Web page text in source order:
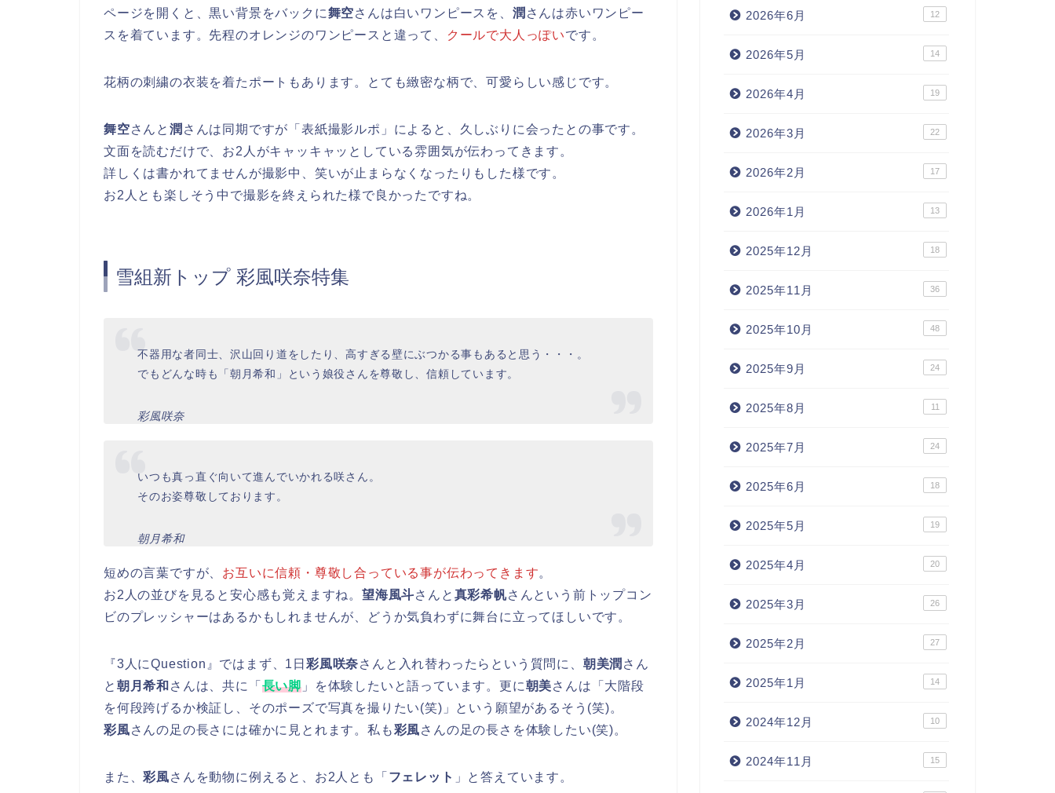
ページを開くと、黒い背景をバックに舞空さんは白いワンピースを、 潤 さんは赤いワンピー
スを着ています。先程のオレンジのワンピースと違って、
クールで大人っぽいです。
花柄の刺繍の衣装を着たポートもあります。とても緻密な柄で、可愛らしい感じです。
舞空さんと潤 さんは同期ですが「表紙撮影ルポ」によると、久しぶりに会ったとの事です。
文面を読むだけで、お2人がキャッキャッとしている雰囲気が伝わってきます。
詳しくは書かれてませんが撮影中、笑いが止まらなくなったりもした様です。
お2人とも楽しそう中で撮影を終えられた様で良かったですね。
雪組新トップ 彩風咲奈特集
不器用な者同士、沢山回り道をしたり、高すぎる壁にぶつかる事もあると思う・・・。
でもどんな時も「朝月希和」という娘役さんを尊敬し、信頼しています。
彩風咲奈
いつも真っ直ぐ向いて進んでいかれる咲さん。
そのお姿尊敬しております。
朝月希和
短めの言葉ですが、 お互いに信頼・尊敬し合っている事が伝わってきます。
お2人の並びを見ると安心感も覚えますね。 望海風斗さんと 真彩希帆さんという前トップコン
ビのプレッシャーはあるかもしれませんが、どうか気負わずに舞台に立ってほしいです。
『3人にQuestion』ではまず、1日 彩風咲奈さんと入れ替わったらという質問に、 朝美潤 さん
と 朝月希和 さんは、共に「 長い脚 」を体験したいと語っています。更に朝美さんは「大階段
を何段跨げるか検証し、そのポーズで写真を撮りたい(笑)」という願望があるそう(笑)。
彩風さんの足の長さには確かに見とれます。私も彩風さんの足の長さを体験したい(笑)。
また、彩風さんを動物に例えると、お2人とも「 フェレット 」と答えています。
2026年6月 12
2026年5月 14
2026年4月 19
2026年3月 22
2026年2月 17
2026年1月 13
2025年12月 18
2025年11月 36
2025年10月 48
2025年9月 24
2025年8月 11
2025年7月 24
2025年6月 18
2025年5月 19
2025年4月 20
2025年3月 26
2025年2月 27
2025年1月 14
2024年12月 10
2024年11月 15